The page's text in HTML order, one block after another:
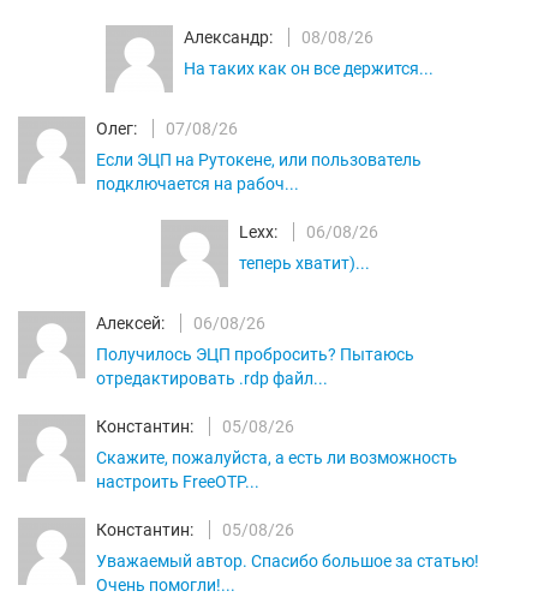
Александр:
08/08/26
На таких как он все держится...
Олег:
07/08/26
Если ЭЦП на Рутокене, или пользователь
подключается на рабоч...
Lexx:
06/08/26
теперь хватит)...
Алексей:
06/08/26
Получилось ЭЦП пробросить? Пытаюсь
отредактировать .rdp файл...
Константин:
05/08/26
Скажите, пожалуйста, а есть ли возможность
настроить FreeOTP...
Константин:
05/08/26
Уважаемый автор. Спасибо большое за статью!
Очень помогли!...